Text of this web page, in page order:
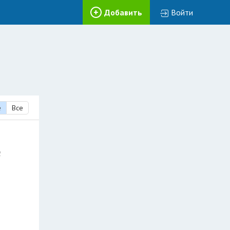
Добавить Войти
Все